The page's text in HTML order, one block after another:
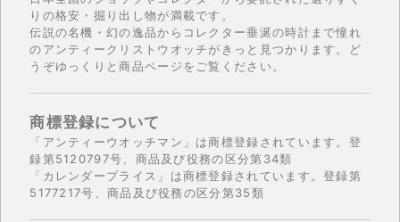
りの格安・掘り出し物が満載です。
伝説の名機・幻の逸品からコレクター垂涎の時計まで憧れ
のアンティークリストウオッチがきっと見つかります。ど
うぞゆっくりと商品ページをご覧ください。
商標登録について
「アンティーウオッチマン」は商標登録されています。登
録第5120797号、商品及び役務の区分第34類
「カレンダープライス」は商標登録されています。登録第
5177217号、商品及び役務の区分第35類